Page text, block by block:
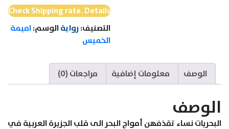
Check Shipping rate. Details
التصنيف:رواية الوسم:اميمة
الخميس
الوصف معلومات إضافية مراجعات (0)
الوصف
البحريات نساء تقذفهن أمواج البحر الى قلب الجزيرة العربية في